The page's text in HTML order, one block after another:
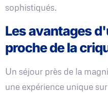
sophistiqués.
Les avantages
proche de la
Un séjour près de la
une expérience unique